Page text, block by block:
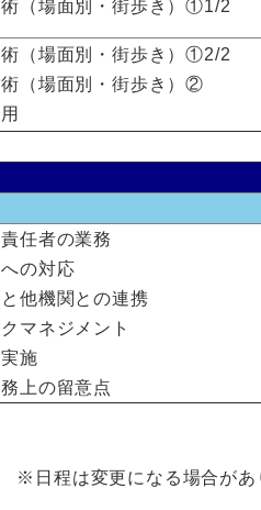
（場面別・街歩き）①1/2
（場面別・街歩き）①2/2
（場面別・街歩き）②
任者の業務
の対応
他機関との連携
マネジメント
施
上の留意点
※日程は変更になる場合があ